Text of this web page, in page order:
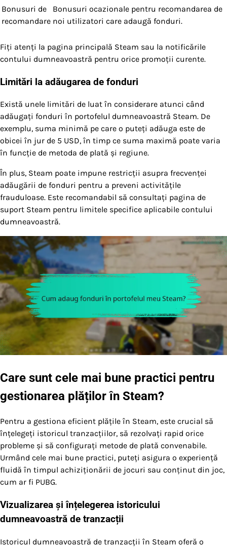
Bonusuri de
recomandare
Bonusuri ocazionale pentru recomandarea de
noi utilizatori care adaugă fonduri.
Fiți atenți la pagina principală Steam sau la notificările
contului dumneavoastră pentru orice promoții curente.
Limitări la adăugarea de fonduri
Există unele limitări de luat în considerare atunci când
adăugați fonduri în portofelul dumneavoastră Steam. De
exemplu, suma minimă pe care o puteți adăuga este de
obicei în jur de 5 USD, în timp ce suma maximă poate varia
în funcție de metoda de plată și regiune.
În plus, Steam poate impune restricții asupra frecvenței
adăugării de fonduri pentru a preveni activitățile
frauduloase. Este recomandabil să consultați pagina de
suport Steam pentru limitele specifice aplicabile contului
dumneavoastră.
Care sunt cele mai bune practici pentru
gestionarea plăților în Steam?
Pentru a gestiona eficient plățile în Steam, este crucial să
înțelegeți istoricul tranzacțiilor, să rezolvați rapid orice
probleme și să configurați metode de plată convenabile.
Urmând cele mai bune practici, puteți asigura o experiență
fluidă în timpul achiziționării de jocuri sau conținut din joc,
cum ar fi PUBG.
Vizualizarea și înțelegerea istoricului
dumneavoastră de tranzacții
Istoricul dumneavoastră de tranzacții în Steam oferă o